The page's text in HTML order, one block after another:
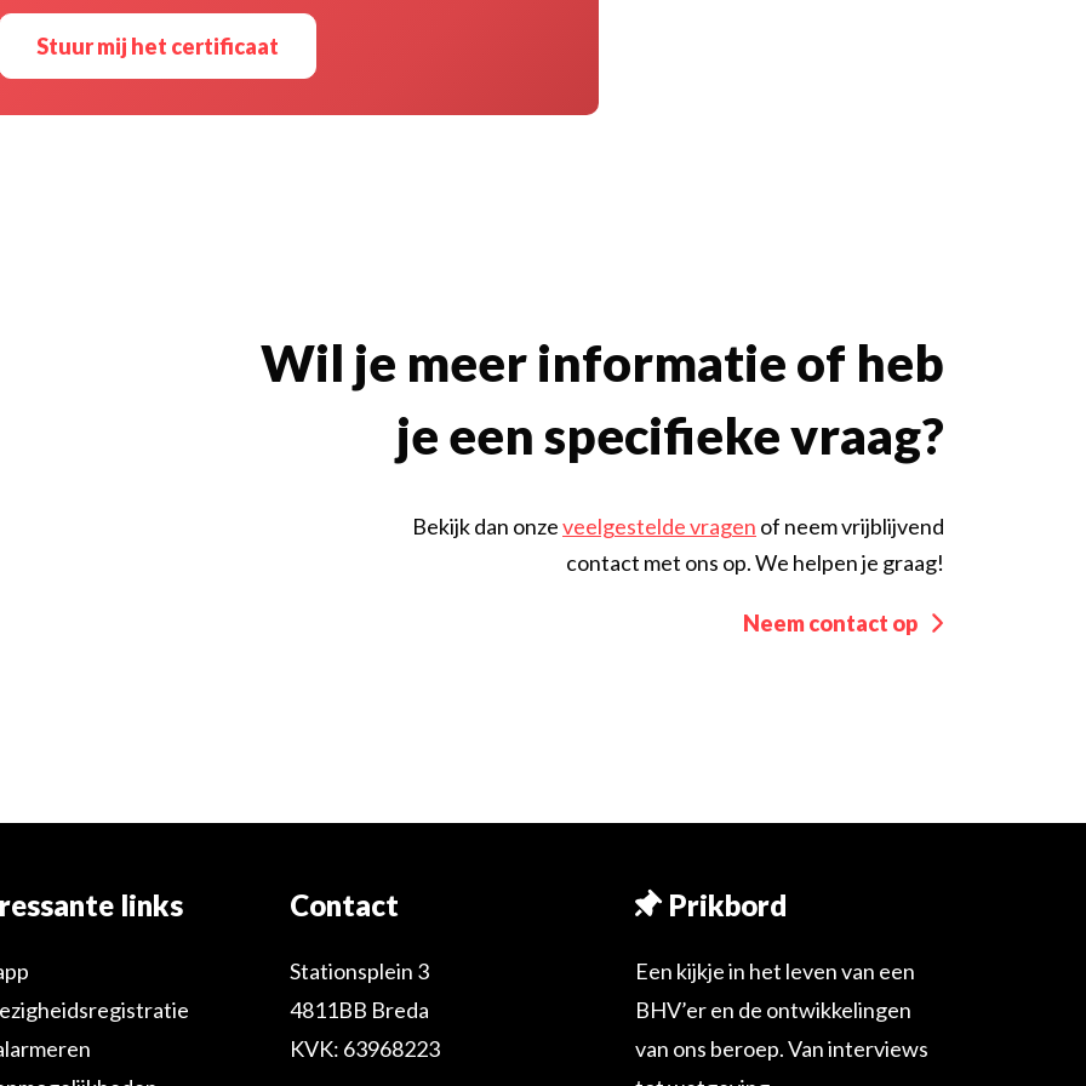
Stuur mij het certificaat
Wil je meer informatie of heb
je een specifieke vraag?
Bekijk dan onzeveelgestelde vragen of neem vrijblijvend
contact met ons op. We helpen je graag!
Neem contact op
links Contact
Stationsplein 3
4811BB Breda
KVK: 63968223
Prikbord
Een kijkje in het leven van een
BHV’er en de ontwikkelingen
van ons beroep. Van interviews